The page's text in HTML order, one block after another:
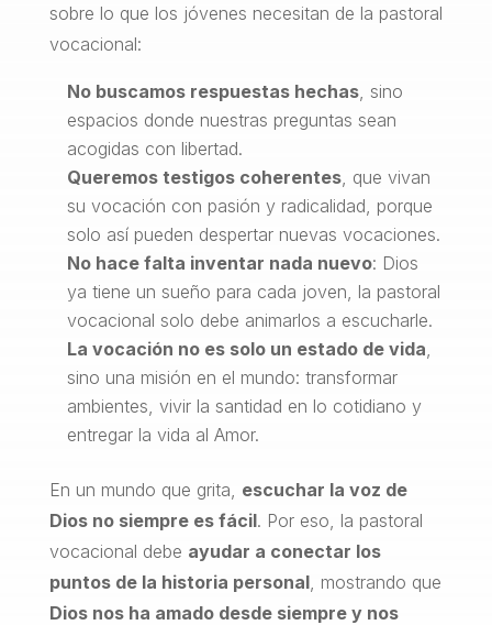
sobre lo que los jóvenes necesitan de la pastoral
vocacional:
No buscamos respuestas hechas, sino
espacios donde nuestras preguntas sean
acogidas con libertad.
Queremos testigos coherentes, que vivan
su vocación con pasión y radicalidad, porque
solo así pueden despertar nuevas vocaciones.
No hace falta inventar nada nuevo: Dios
ya tiene un sueño para cada joven, la pastoral
vocacional solo debe animarlos a escucharle.
La vocación no es solo un estado de vida
sino una misión en el mundo: transformar
ambientes, vivir la santidad en lo cotidiano y
entregar la vida al Amor.
En un mundo que grita, escuchar la voz de
Dios no siempre es fácil. Por eso, la pastoral
vocacional debe ayudar a conectar los
puntos de la historia personal, mostrando que
Dios nos ha amado desde siempre y nos